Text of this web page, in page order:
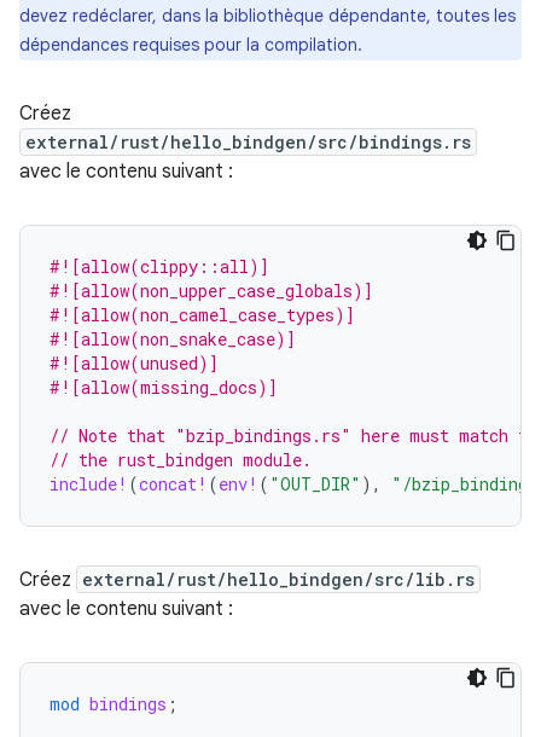
devez redéclarer, dans la bibliothèque dépendante, toutes les
dépendances requises pour la compilation.
Créez
external/rust/hello_bindgen/src/bindings.rs
avec le contenu suivant :
#![allow(clippy::all)]
#![allow(non_upper_case_globals)]
#![allow(non_camel_case_types)]
#![allow(non_snake_case)]
#![allow(unused)]
#![allow(missing_docs)]
// Note that "bzip_bindings.rs" here must match
// the rust_bindgen module.
include! (concat! (env! ( "OUT_DIR" ), "/
Créez external/rust/hello_bindgen/src/lib.rs
avec le contenu suivant :
mod bindings ;